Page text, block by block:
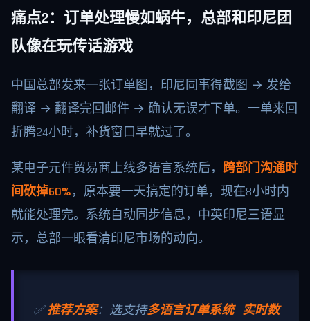
痛点2：订单处理慢如蜗牛，总部和印尼团
队像在玩传话游戏
中国总部发来一张订单图，印尼同事得截图 → 发给
翻译 → 翻译完回邮件 → 确认无误才下单。一单来回
折腾24小时，补货窗口早就过了。
某电子元件贸易商上线多语言系统后， 跨部门沟通时
间砍掉60%，原本要一天搞定的订单，现在8小时内
就能处理完。系统自动同步信息，中英印尼三语显
示，总部一眼看清印尼市场的动向。
✅推荐方案：选支持多语言订单系统 实时数